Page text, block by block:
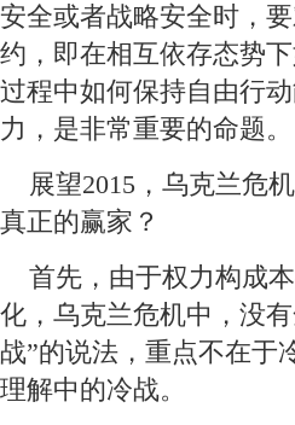
安全或者战略安全时，
约，即在相互依存态势
过程中如何保持自由行
力，是非常重要的命题。
展望2015，乌克兰危
真正的赢家？
首先，由于权力构成
化，乌克兰危机中，没
战”的说法，重点不在于
理解中的冷战。